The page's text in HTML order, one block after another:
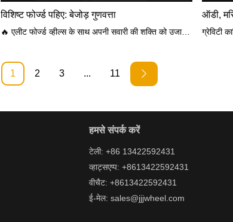
विशिष्ट फोर्ज्ड पहिए: बेजोड़ गुणवत्ता
🔥 एलीट फोर्ज्ड व्हील्स के साथ अपनी सवारी की शक्ति को उजागर करें! 💪🏼 बेजोड़ गुणवत्ता की खोज करें और अपने ड्राइविंग अनुभव को अगले स्तर तक बढ़ाएं। ये प्रीमियम पहिये ध्यान आकर्षित करने और आप जहां भी जाएं, एक स्थायी छाप छोड़ने के लिए डिज़ाइन किए गए हैं। 💯 आज ही अपनी शैली और प्रदर्शन को उन्नत करें! 🚀 #EliteForgedWheels #UnmatchedQuality #UltimateDrivingExperienceबाजार में समान उत्पादों की तुलना में वन पीस फोर्ज्ड व्हील्स में प्रदर्शन, गुणवत्ता, उपस्थिति आदि के मामले में अतुलनीय उत्कृष्ट फायदे हैं, और बाजार में अच्छी प्रतिष्ठा प्राप्त है। JWHEEL पिछले उत्पादों के दोषों का सारांश देता है, और उन्हें लगातार सुधारता है . वन पीस फोर्ज्ड व्हील्स की विशिष्टताओं को आपकी आवश्यकताओं के अनुसार अनुकूलित किया जा सकता है।
1 2 3 ... 11
हमसे संपर्क करें
टेली: +86 13422592431
व्हाट्सएप्प: +8613422592431
वीचैट: +8613422592431
ई-मेल: sales@jjjwheel.com